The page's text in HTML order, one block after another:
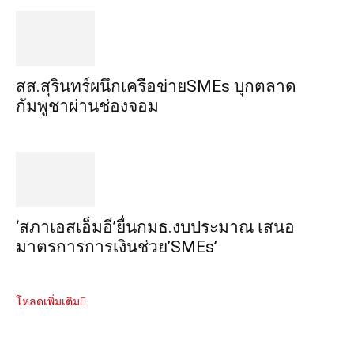
สส.สุรินทร์ผนึกเครือข่ายSMEs บุกตลาด
กัมพูชาผ่านช่องจอม
‘สภาเอสเอ็มอี’ยื่นกมธ.งบประมาณ เสนอ
มาตรการการเงินช่วย’SMEs’
โหลดเพิ่มเติม